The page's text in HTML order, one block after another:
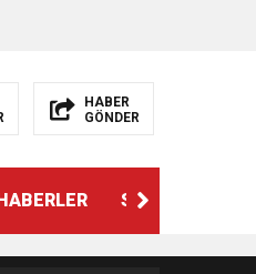
HABER
GÖNDER
SPOR